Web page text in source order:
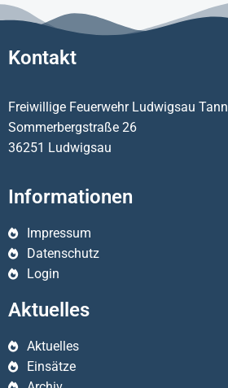
Kontakt
Freiwillige Feuerwehr Ludwigsau Tann
Sommerbergstraße 26
36251 Ludwigsau
Informationen
Impressum
Datenschutz
Login
Aktuelles
Aktuelles
Einsätze